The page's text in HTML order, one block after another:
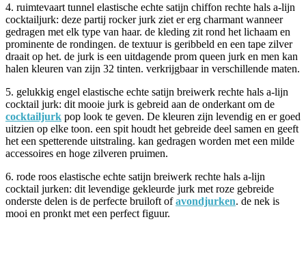
4. ruimtevaart tunnel elastische echte satijn chiffon rechte hals a-lijn
cocktailjurk: deze partij rocker jurk ziet er erg charmant wanneer
gedragen met elk type van haar. de kleding zit rond het lichaam en
prominente de rondingen. de textuur is geribbeld en een tape zilver
draait op het. de jurk is een uitdagende prom queen jurk en men kan
halen kleuren van zijn 32 tinten. verkrijgbaar in verschillende maten.
5. gelukkig engel elastische echte satijn breiwerk rechte hals a-lijn
cocktail jurk: dit mooie jurk is gebreid aan de onderkant om de
cocktailjurk pop look te geven. De kleuren zijn levendig en er goed
uitzien op elke toon. een spit houdt het gebreide deel samen en geeft
het een spetterende uitstraling. kan gedragen worden met een milde
accessoires en hoge zilveren pruimen.
6. rode roos elastische echte satijn breiwerk rechte hals a-lijn
cocktail jurken: dit levendige gekleurde jurk met roze gebreide
onderste delen is de perfecte bruiloft ofavondjurken. de nek is
mooi en pronkt met een perfect figuur.